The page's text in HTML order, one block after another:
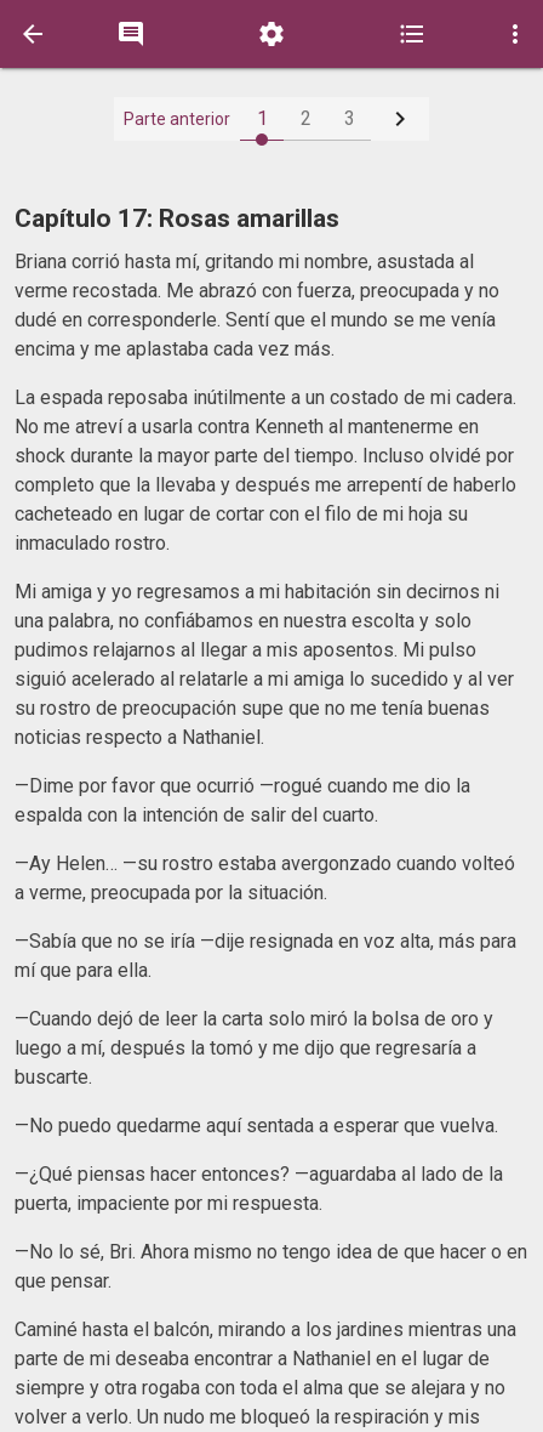
    
Parte anterior 1 2 3 
Capítulo 17: Rosas amarillas
Briana corrió hasta mí, gritando mi nombre, asustada al
verme recostada. Me abrazó con fuerza, preocupada y no
dudé en corresponderle. Sentí que el mundo se me venía
encima y me aplastaba cada vez más.
La espada reposaba inútilmente a un costado de mi cadera.
No me atreví a usarla contra Kenneth al mantenerme en
shock durante la mayor parte del tiempo. Incluso olvidé por
completo que la llevaba y después me arrepentí de haberlo
cacheteado en lugar de cortar con el filo de mi hoja su
inmaculado rostro.
Mi amiga y yo regresamos a mi habitación sin decirnos ni
una palabra, no confiábamos en nuestra escolta y solo
pudimos relajarnos al llegar a mis aposentos. Mi pulso
siguió acelerado al relatarle a mi amiga lo sucedido y al ver
su rostro de preocupación supe que no me tenía buenas
noticias respecto a Nathaniel.
—Dime por favor que ocurrió —rogué cuando me dio la
espalda con la intención de salir del cuarto.
—Ay Helen… —su rostro estaba avergonzado cuando volteó
a verme, preocupada por la situación.
—Sabía que no se iría —dije resignada en voz alta, más para
mí que para ella.
—Cuando dejó de leer la carta solo miró la bolsa de oro y
luego a mí, después la tomó y me dijo que regresaría a
buscarte.
—No puedo quedarme aquí sentada a esperar que vuelva.
—¿Qué piensas hacer entonces? —aguardaba al lado de la
puerta, impaciente por mi respuesta.
—No lo sé, Bri. Ahora mismo no tengo idea de que hacer o en
que pensar.
Caminé hasta el balcón, mirando a los jardines mientras una
parte de mi deseaba encontrar a Nathaniel en el lugar de
siempre y otra rogaba con toda el alma que se alejara y no
volver a verlo. Un nudo me bloqueó la respiración y mis